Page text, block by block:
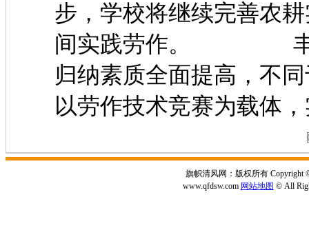
步，学校将继续完善农
间实践劳作。 丰厚
归纳素质全面提高，不
以劳作技术竞赛为载体
旗帜清风网：版权所有 Copyright
www.qfdsw.com 网站地图 © All